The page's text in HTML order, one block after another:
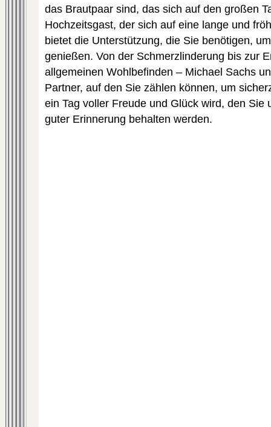
das Brautpaar sind, das sich auf den großen
Hochzeitsgast, der sich auf eine lange und
bietet die Unterstützung, die Sie benötigen,
genießen. Von der Schmerzlinderung bis zur
allgemeinen Wohlbefinden – Michael Sachs
Partner, auf den Sie zählen können, um
ein Tag voller Freude und Glück wird, den Sie
guter Erinnerung behalten werden.